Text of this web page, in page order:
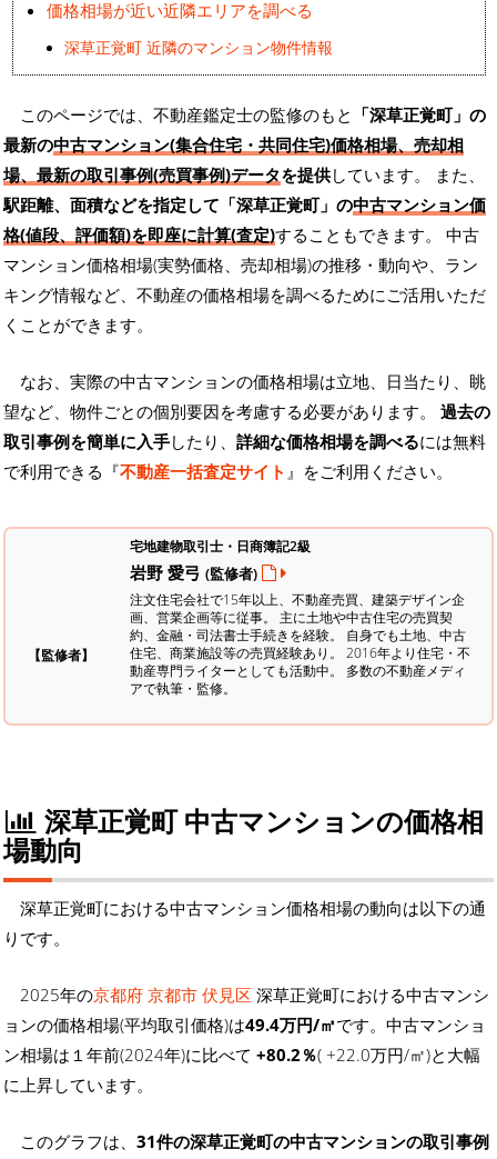
価格相場が近い近隣エリアを調べる
深草正覚町 近隣のマンション物件情報
このページでは、不動産鑑定士の監修のもと 「深草正覚町」の
最新の中古マンション(集合住宅・共同住宅)価格相場、売却相
場、最新の取引事例(売買事例)データを提供しています。 また、
駅距離、面積などを指定して「深草正覚町」の中古マンション価
格(値段、評価額)を即座に計算(査定)することもできます。 中古
マンション価格相場(実勢価格、売却相場)の推移・動向や、ラン
キング情報など、不動産の価格相場を調べるためにご活用いただ
くことができます。
なお、実際の中古マンションの価格相場は立地、日当たり、眺
望など、物件ごとの個別要因を考慮する必要があります。 過去の
取引事例を簡単に入手したり、 詳細な価格相場を調べるには無料
で利用できる『不動産一括査定サイト 』をご利用ください。
【監修者】
宅地建物取引士・日商簿記2級
岩野 愛弓 (監修者)
注文住宅会社で15年以上、不動産売買、建築デザイン企
画、営業企画等に従事。 主に土地や中古住宅の売買契
約、金融・司法書士手続きを経験。 自身でも土地、中古
住宅、商業施設等の売買経験あり。 2016年より住宅・不
動産専門ライターとしても活動中。 多数の不動産メディ
アで執筆・監修。
深草正覚町 中古マンションの価格相
場動向
深草正覚町における中古マンション価格相場の動向は以下の通
りです。
2025年の京都府 京都市 伏見区 深草正覚町における中古マンシ
ョンの価格相場(平均取引価格)は49.4万円/㎡です。中古マンショ
ン相場は１年前(2024年)に比べて +80.2％( +22.0万円/㎡)と大幅
に上昇しています。
このグラフは、 31件の深草正覚町の中古マンションの取引事例